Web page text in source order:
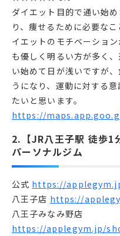
ダイエット目的で通い始
り、痩せるために必要な
イエットのモチベーショ
も優しく明るい方が多く
い始めて日が浅いですが
うになり、運動に対する
たいと思います。
https://
2.【JR八王子駅 徒歩
パーソナルジム
公式 https://
八王子店 https://
八王子みなみ野店
https://applegym.jp/